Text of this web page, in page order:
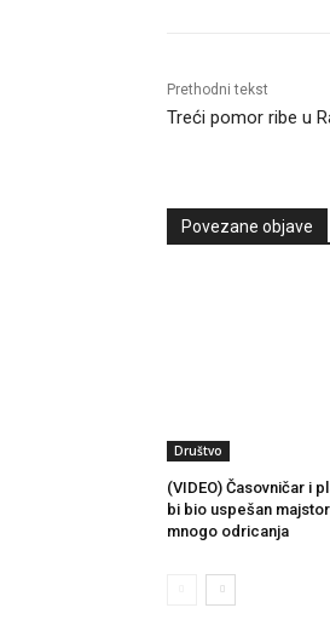
Prethodni tekst
Treći pomor ribe u
Povezane objave
Društvo
(VIDEO) Časovničar i
bi bio uspešan
mnogo odricanja